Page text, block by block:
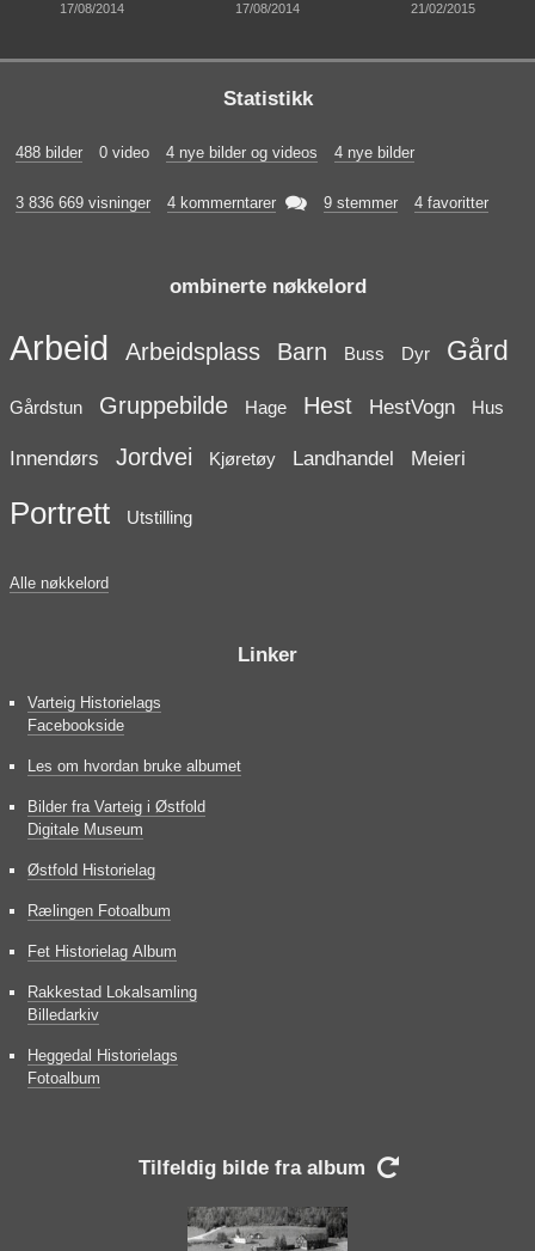
17/08/2014 17/08/2014 21/02/2015
Statistikk
488 bilder 0 video 4 nye bilder og videos 4 nye bilder
3 836 669 visninger 4 kommerntarer  9 stemmer 4 favoritter
ombinerte nøkkelord
Arbeid Arbeidsplass Barn Buss Dyr Gård
Gårdstun Gruppebilde Hage Hest HestVogn Hus
Innendørs Jordvei Kjøretøy Landhandel Meieri
Portrett Utstilling
Alle nøkkelord
Linker
Varteig Historielags
Facebookside
Les om hvordan bruke albumet
Bilder fra Varteig i Østfold
Digitale Museum
Østfold Historielag
Rælingen Fotoalbum
Fet Historielag Album
Rakkestad Lokalsamling
Billedarkiv
Heggedal Historielags
Fotoalbum
Tilfeldig bilde fra album 